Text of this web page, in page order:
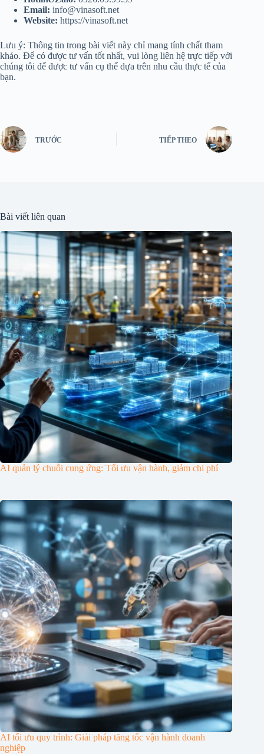
Email: info@vinasoft.net
Website: https://vinasoft.net
Lưu ý: Thông tin trong bài viết này chỉ mang tính chất tham
khảo. Để có được tư vấn tốt nhất, vui lòng liên hệ trực tiếp với
chúng tôi để được tư vấn cụ thể dựa trên nhu cầu thực tế của
bạn.
TRƯỚC TIẾP THEO
Bài viết liên quan
AI quản lý chuỗi cung ứng: Tối ưu vận hành, giảm chi phí
AI tối ưu quy trình: Giải pháp tăng tốc vận hành doanh
nghiệp